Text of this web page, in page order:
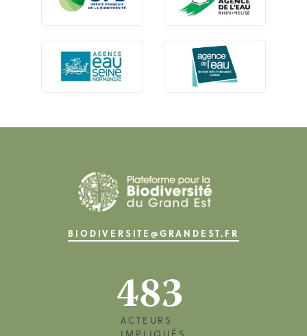
BIODIVERSITE@GRANDEST.FR
483
ACTEURS